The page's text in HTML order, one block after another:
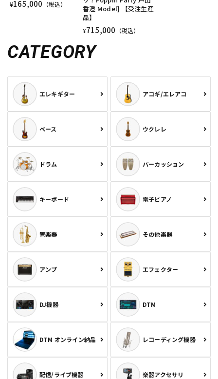
¥165,000 （税込）
香澄 Model] 【受注生産
品】
¥715,000 （税込）
CATEGORY
エレキギター アコギ/エレアコ
ベース ウクレレ
ドラム パーカッション
キーボード 電子ピアノ
管楽器 その他楽器
アンプ エフェクター
DJ機器 DTM
DTM オンライン納品 レコーディング機器
配信/ライブ機器 楽器アクセサリ